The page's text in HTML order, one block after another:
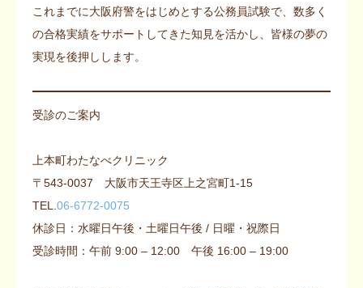
これまでに大阪府警をはじめとする公務員試験で、数多く
の合格実績をサポートしてきた知見を活かし、皆様の夢の
実現を後押しします。
受診のご案内
上本町わたなべクリニック
〒543-0037 大阪市天王寺区上之宮町1-15
TEL. 06-6772-0075
休診日：水曜日午後・土曜日午後 / 日曜・祝際日
受診時間：午前 9:00 – 12:00 午後 16:00 – 19:00